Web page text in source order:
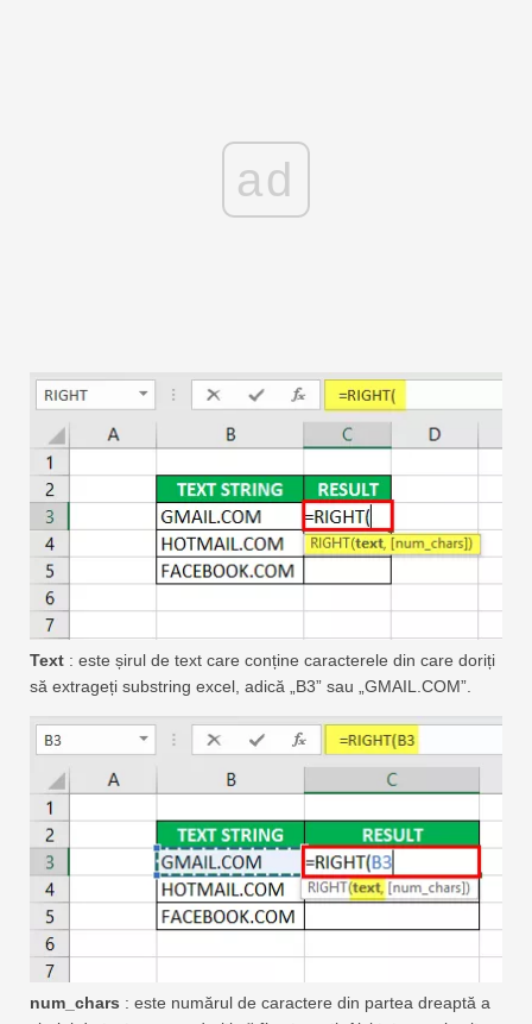
ad
Text : este șirul de text care conține caracterele din care doriți
să extrageți substring excel, adică „B3” sau „GMAIL.COM”.
num_chars : este numărul de caractere din partea dreaptă a